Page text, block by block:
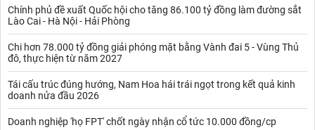
Chính phủ đề xuất Quốc hội cho tăng 86.100 tỷ đồng làm đường sắt
Lào Cai - Hà Nội - Hải Phòng
Chi hơn 78.000 tỷ đồng giải phóng mặt bằng Vành đai 5 - Vùng Thủ
đô, thực hiện từ năm 2027
Tái cấu trúc đúng hướng, Nam Hoa hái trái ngọt trong kết quả kinh
doanh nửa đầu 2026
Doanh nghiệp 'họ FPT' chốt ngày nhận cổ tức 10.000 đồng/cp